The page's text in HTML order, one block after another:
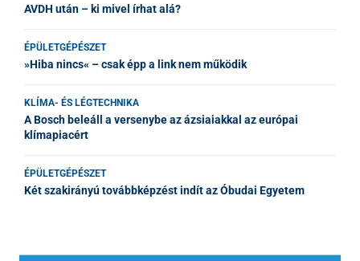
AVDH után – ki mivel írhat alá?
ÉPÜLETGÉPÉSZET
»Hiba nincs« – csak épp a link nem működik
KLÍMA- ÉS LÉGTECHNIKA
A Bosch beleáll a versenybe az ázsiaiakkal az európai
klímapiacért
ÉPÜLETGÉPÉSZET
Két szakirányú továbbképzést indít az Óbudai Egyetem